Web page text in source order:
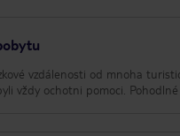
vzdálenosti od mnoha
vždy ochotni pomoci.